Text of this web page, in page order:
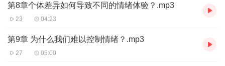
80-82章——月亮失语
83-85章——翼繯
89-9章——炽音声声
第8章个体差异如何导致不同的情绪体验？.mp3
23 04:23
第9章 为什么我们难以控制情绪？.mp3
27 05:00